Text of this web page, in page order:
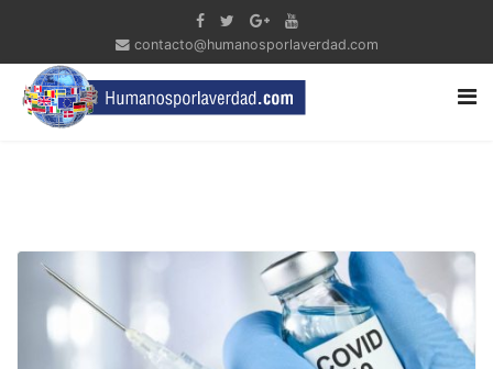
contacto@humanosporlaverdad.com